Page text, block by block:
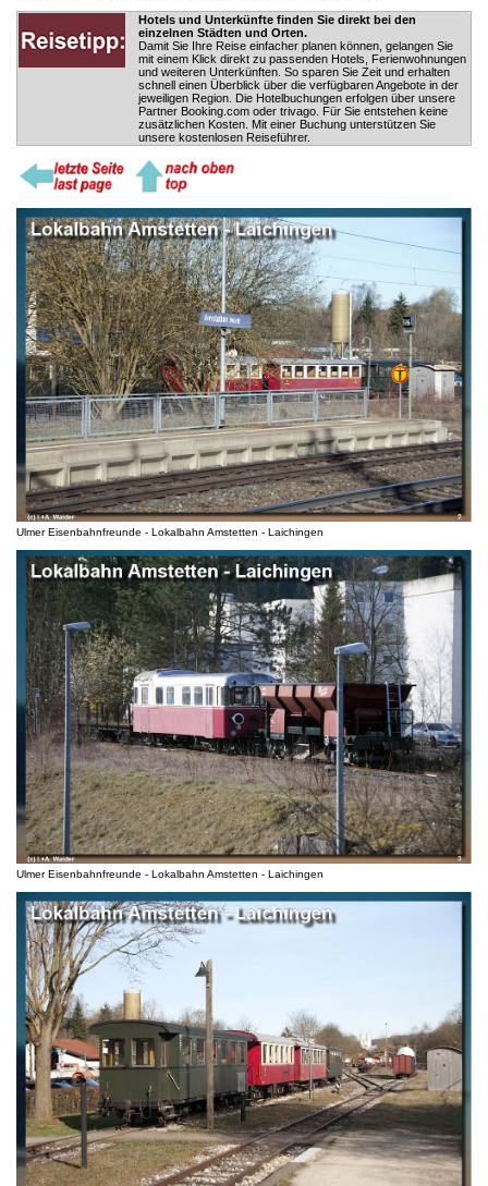
Hotels und Unterkünfte finden Sie direkt bei den
einzelnen Städten und Orten.
Damit Sie Ihre Reise einfacher planen können, gelangen Sie
mit einem Klick direkt zu passenden Hotels, Ferienwohnungen
und weiteren Unterkünften. So sparen Sie Zeit und erhalten
schnell einen Überblick über die verfügbaren Angebote in der
jeweiligen Region. Die Hotelbuchungen erfolgen über unsere
Partner Booking.com oder trivago. Für Sie entstehen keine
zusätzlichen Kosten. Mit einer Buchung unterstützen Sie
unsere kostenlosen Reiseführer.
Ulmer Eisenbahnfreunde - Lokalbahn Amstetten - Laichingen
Ulmer Eisenbahnfreunde - Lokalbahn Amstetten - Laichingen